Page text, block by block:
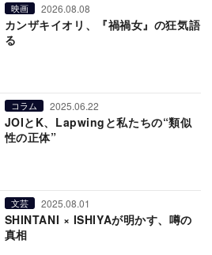
映画 2026.08.08
カンザキイオリ、『禍禍女』の狂気語
る
コラム 2025.06.22
JOIとK、Lapwingと私たちの“類似
性の正体”
文芸 2025.08.01
SHINTANI × ISHIYAが明かす、噂の
真相